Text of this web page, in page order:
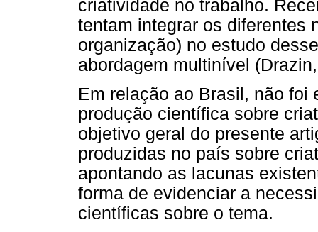
criatividade no trabalho.
tentam integrar os diferentes
organização) no estudo
abordagem multinível
Em relação ao Brasil, não foi
produção científica sobre
objetivo geral do presente
produzidas no país sobre
apontando as lacunas
forma de evidenciar a
científicas sobre o tema.